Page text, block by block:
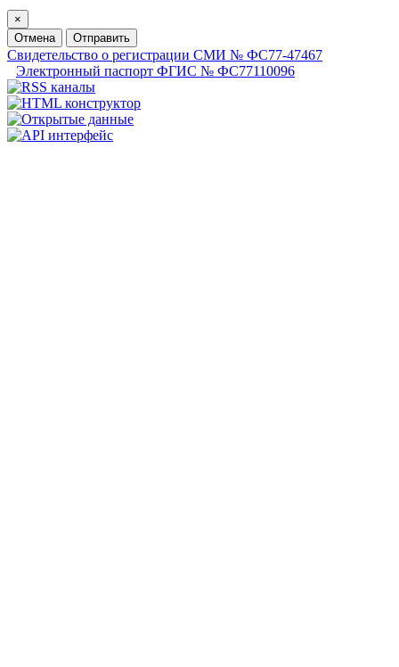
×
Отмена
Отправить
Свидетельство о регистрации СМИ № ФС77-47467
Электронный паспорт ФГИС № ФС77110096